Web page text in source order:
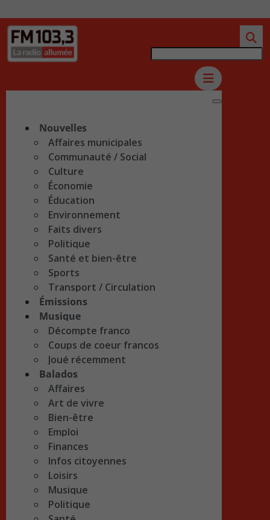
Nouvelles
Affaires municipales
Communauté / Social
Culture
Économie
Éducation
Environnement
Faits divers
Politique
Santé et bien-être
Sports
Transport / Circulation
Émissions
Musique
Décompte franco
Coups de coeur francos
Joué récemment
Balados
Affaires
Art de vivre
Bien-être
Emploi
Finances
Infos citoyennes
Loisirs
Musique
Politique